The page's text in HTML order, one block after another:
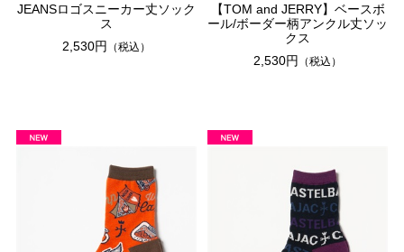
JEANSロゴスニーカー丈ソック
ス
2,530円
（税込）
【TOM and JERRY】ベースボ
ール/ボーダー柄アンクル丈ソッ
クス
2,530円
（税込）